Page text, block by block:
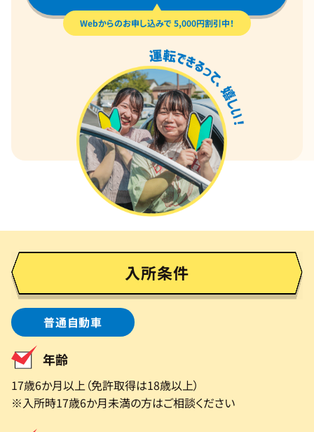
Webからのお申し込みで 5,000円割引中！
入所条件
普通自動車
年齢
17歳6か月以上（免許取得は18歳以上）
※入所時17歳6か月未満の方はご相談ください